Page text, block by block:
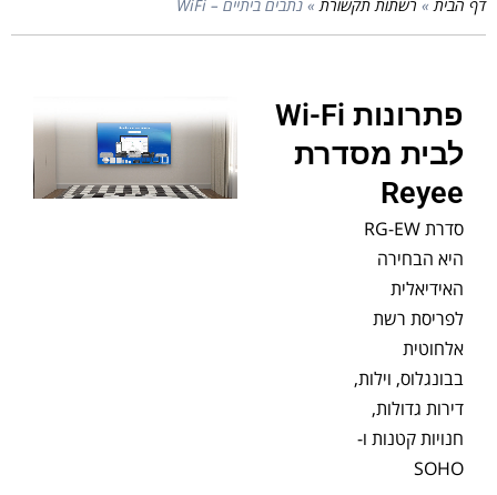
דף הבית» רשתות תקשורת» נתבים ביתיים – WiFi
פתרונות Wi-Fi
לבית מסדרת
Reyee
סדרת RG-EW
היא הבחירה
האידיאלית
לפריסת רשת
אלחוטית
בבונגלוס, וילות,
דירות גדולות,
חנויות קטנות ו-
SOHO